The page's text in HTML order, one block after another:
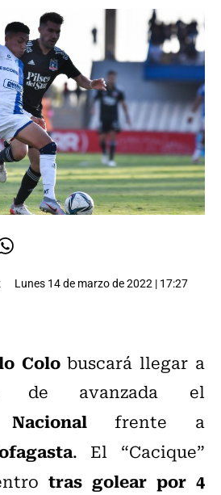
Lunes 14 de marzo de 2022 | 17:27
Colobuscará llegar a
de avanzada el
frente a
. El “Cacique”
tras golear por 4